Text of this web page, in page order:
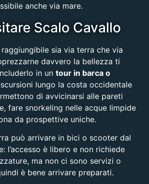
anche via mare.
Scalo Cavallo
sia via terra che via
davvero la bellezza ti
in un tour in barca o
lungo la costa occidentale
di avvicinarsi alle pareti
fare snorkeling nelle acque limpide
da prospettive uniche.
può arrivare in bici o scooter dal
l’accesso è libero e non richiede
ma non ci sono servizi o
è bene arrivare preparati.